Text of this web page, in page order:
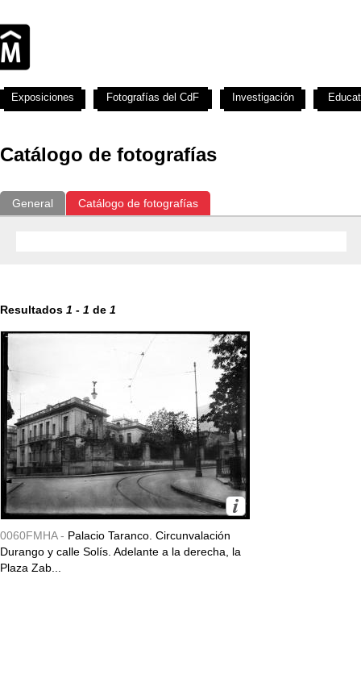
Catálogo de fotografías
General Catálogo de fotografías
Resultados 1 - 1 de 1
0060FMHA - Palacio Taranco. Circunvalación
Durango y calle Solís. Adelante a la derecha, la
Plaza Zab...
Exposiciones Fotografías del CdF Investigación